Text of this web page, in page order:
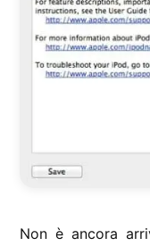
Non è ancora